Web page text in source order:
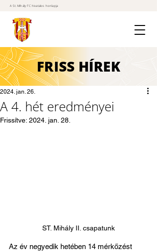
A St. Mihály FC hivatalos honlapja
FRISS HÍREK
A 4. hét eredményei
2024. jan. 26.
Frissítve: 2024. jan. 28.
ST. Mihály II. csapatunk
Az év negyedik hetében 14 mérkőzést